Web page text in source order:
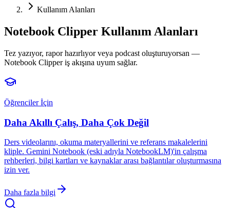
Kullanım Alanları
Notebook Clipper Kullanım Alanları
Tez yazıyor, rapor hazırlıyor veya podcast oluşturuyorsan —
Notebook Clipper iş akışına uyum sağlar.
Öğrenciler İçin
Daha Akıllı Çalış, Daha Çok Değil
Ders videolarını, okuma materyallerini ve referans makalelerini
kliple. Gemini Notebook (eski adıyla NotebookLM)'in çalışma
rehberleri, bilgi kartları ve kaynaklar arası bağlantılar oluşturmasına
izin ver.
Daha fazla bilgi